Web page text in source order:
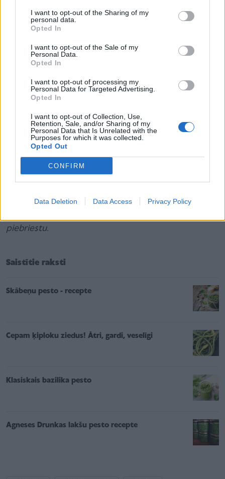
I want to opt-out of the Sharing of my
personal data.
Opted In
I want to opt-out of the Sale of my
Personal Data.
Opted In
I want to opt-out of processing my
Personal Data for Targeted Advertising.
Opted In
I want to opt-out of Collection, Use,
Retention, Sale, and/or Sharing of my
Personal Data that Is Unrelated with the
Purposes for which it was collected.
Opted Out
CONFIRM
Data Deletion Data Access Privacy Policy
Šādi izskatās ziemas ķiploku ziedkāti, kurus vasaras
piebriestu.
Saistītie raksti
Skābeņu pesto - recepte
Cepam ķiploku ziedus! Ātri, gardi, veselīgi
Klasiskais bazilika pesto
Agneses Drunkas lakšu pesto recepte